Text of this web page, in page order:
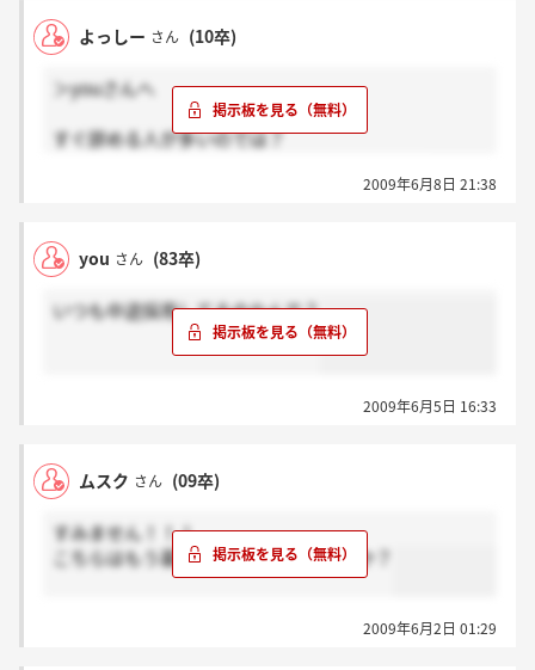
よっしー さん (10卒)
＞youさんへ
すぐ辞める人が多いのでは？
2009年6月8日 21:38
you さん (83卒)
いつも中途採用してるのなんで？
2009年6月5日 16:33
ムスク さん (09卒)
すみません！！！
こちらはもう募集終わったのでしょうか？
2009年6月2日 01:29